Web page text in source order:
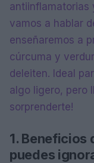
antiinflamatorias
vamos a hablar
enseñaremos a
cúrcuma y
deleiten. Ideal
algo ligero, pero
sorprenderte!
1. Beneficios
puedes